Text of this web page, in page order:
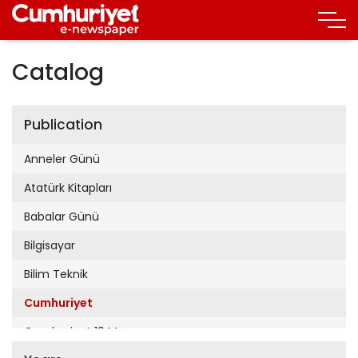
Catalog
Publication
Anneler Günü
Atatürk Kitapları
Babalar Günü
Bilgisayar
Bilim Teknik
Cumhuriyet
Cumhuriyet 19 Mayıs